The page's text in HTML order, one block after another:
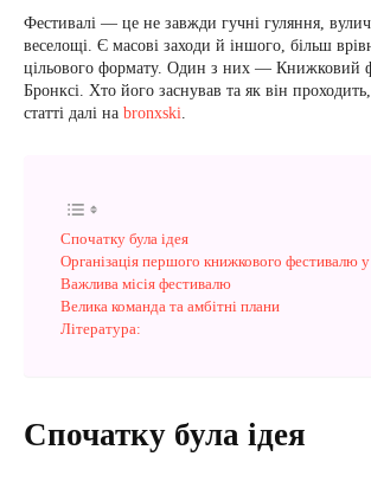
Фестивалі — це не завжди гучні гуляння,
веселощі. Є масові заходи й іншого, більш
цільового формату. Один з них — Книжковий
Бронксі. Хто його заснував та як він
статті далі на bronxski.
Спочатку була ідея
Організація першого книжкового фестивалю
Важлива місія фестивалю
Велика команда та амбітні плани
Література:
Спочатку була ідея